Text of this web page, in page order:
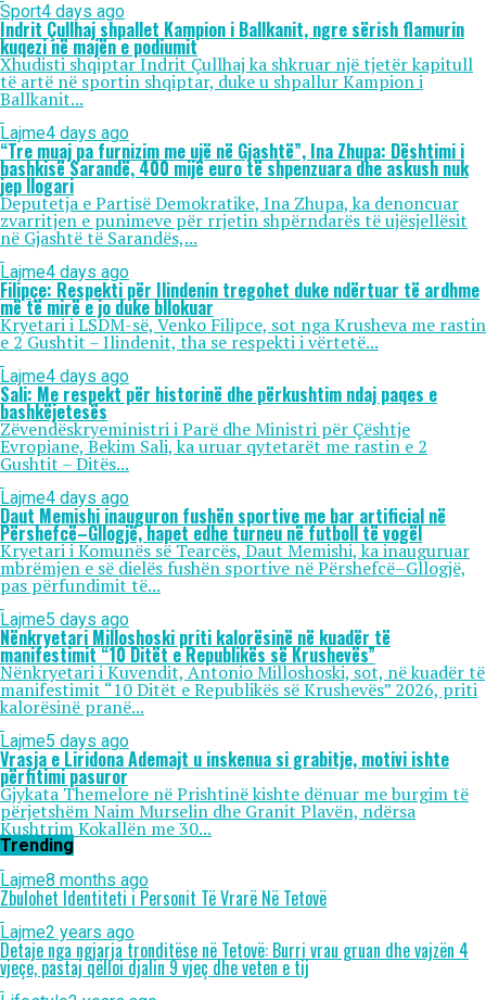
Sport4 days ago
Indrit Çullhaj shpallet Kampion i Ballkanit, ngre sërish flamurin
kuqezi në majën e podiumit
Xhudisti shqiptar Indrit Çullhaj ka shkruar një tjetër kapitull
të artë në sportin shqiptar, duke u shpallur Kampion i
Ballkanit...
Lajme4 days ago
“Tre muaj pa furnizim me ujë në Gjashtë”, Ina Zhupa: Dështimi i
bashkisë Sarandë, 400 mijë euro të shpenzuara dhe askush nuk
jep llogari
Deputetja e Partisë Demokratike, Ina Zhupa, ka denoncuar
zvarritjen e punimeve për rrjetin shpërndarës të ujësjellësit
në Gjashtë të Sarandës,...
Lajme4 days ago
Filipçe: Respekti për Ilindenin tregohet duke ndërtuar të ardhme
më të mirë e jo duke bllokuar
Kryetari i LSDM-së, Venko Filipce, sot nga Krusheva me rastin
e 2 Gushtit – Ilindenit, tha se respekti i vërtetë...
Lajme4 days ago
Sali: Me respekt për historinë dhe përkushtim ndaj paqes e
bashkëjetesës
Zëvendëskryeministri i Parë dhe Ministri për Çështje
Evropiane, Bekim Sali, ka uruar qytetarët me rastin e 2
Gushtit – Ditës...
Lajme4 days ago
Daut Memishi inauguron fushën sportive me bar artificial në
Përshefcë–Gllogjë, hapet edhe turneu në futboll të vogël
Kryetari i Komunës së Tearcës, Daut Memishi, ka inauguruar
mbrëmjen e së dielës fushën sportive në Përshefcë–Gllogjë,
pas përfundimit të...
Lajme5 days ago
Nënkryetari Milloshoski priti kalorësinë në kuadër të
manifestimit “10 Ditët e Republikës së Krushevës”
Nënkryetari i Kuvendit, Antonio Milloshoski, sot, në kuadër të
manifestimit “10 Ditët e Republikës së Krushevës” 2026, priti
kalorësinë pranë...
Lajme5 days ago
Vrasja e Liridona Ademajt u inskenua si grabitje, motivi ishte
përfitimi pasuror
Gjykata Themelore në Prishtinë kishte dënuar me burgim të
përjetshëm Naim Murselin dhe Granit Plavën, ndërsa
Kushtrim Kokallën me 30...
Trending
Lajme8 months ago
Zbulohet Identiteti i Personit Të Vrarë Në Tetovë
Lajme2 years ago
Detaje nga ngjarja tronditëse në Tetovë: Burri vrau gruan dhe vajzën 4
vjeçe, pastaj qëlloi djalin 9 vjeç dhe veten e tij